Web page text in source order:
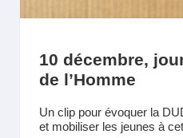
10 décembre,
de l’Homme
Un clip pour évoquer la
et mobiliser les jeunes à